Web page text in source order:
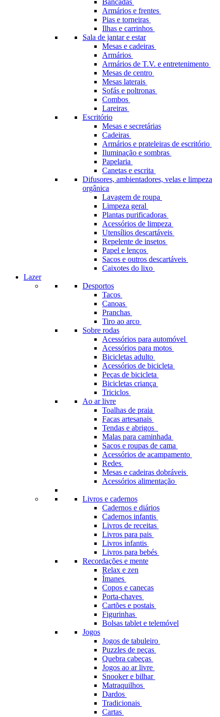
Bancadas
Armários e frentes
Pias e torneiras
Ilhas e carrinhos
Sala de jantar e estar
Mesas e cadeiras
Armários
Armários de T.V. e entretenimento
Mesas de centro
Mesas laterais
Sofás e poltronas
Combos
Lareiras
Escritório
Mesas e secretárias
Cadeiras
Armários e prateleiras de escritório
Iluminação e sombras
Papelaria
Canetas e escrita
Difusores, ambientadores, velas e limpeza
orgânica
Lavagem de roupa
Limpeza geral
Plantas purificadoras
Acessórios de limpeza
Utensílios descartáveis
Repelente de insetos
Papel e lenços
Sacos e outros descartáveis
Caixotes do lixo
Lazer
Desportos
Tacos
Canoas
Pranchas
Tiro ao arco
Sobre rodas
Acessórios para automóvel
Acessórios para motos
Bicicletas adulto
Acessórios de bicicleta
Peças de bicicleta
Bicicletas criança
Triciclos
Ao ar livre
Toalhas de praia
Facas artesanais
Tendas e abrigos
Malas para caminhada
Sacos e roupas de cama
Acessórios de acampamento
Redes
Mesas e cadeiras dobráveis
Acessórios alimentação
Livros e cadernos
Cadernos e diários
Cadernos infantis
Livros de receitas
Livros para pais
Livros infantis
Livros para bebés
Recordações e mente
Relax e zen
Ímanes
Copos e canecas
Porta-chaves
Cartões e postais
Figurinhas
Bolsas tablet e telemóvel
Jogos
Jogos de tabuleiro
Puzzles de peças
Quebra cabeças
Jogos ao ar livre
Snooker e bilhar
Matraquilhos
Dardos
Tradicionais
Cartas